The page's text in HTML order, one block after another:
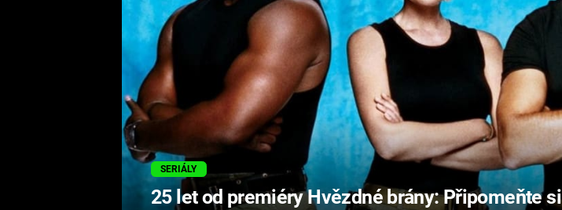
SERIÁLY
25 let od premiéry Hvězdné brány: Připomeňte si